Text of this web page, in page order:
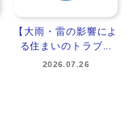
【大雨・雷の影響によ
る住まいのトラブ...
2026.07.26